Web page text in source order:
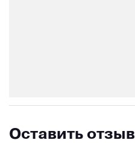
Оставить отзыв